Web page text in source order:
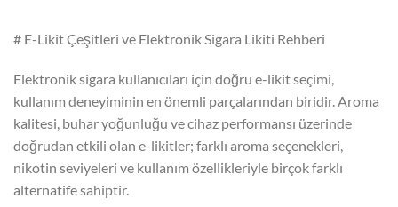
# E-Likit Çeşitleri ve Elektronik Sigara Likiti Rehberi
Elektronik sigara kullanıcıları için doğru e-likit seçimi,
kullanım deneyiminin en önemli parçalarından biridir. Aroma
kalitesi, buhar yoğunluğu ve cihaz performansı üzerinde
doğrudan etkili olan e-likitler; farklı aroma seçenekleri,
nikotin seviyeleri ve kullanım özellikleriyle birçok farklı
alternatife sahiptir.